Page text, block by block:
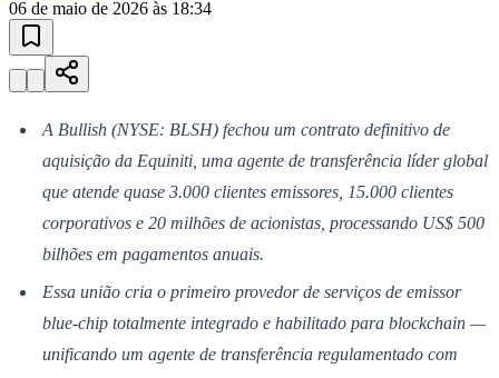
Goiás
atualizadas
Paulistão, Brasileirão, Champions League e mais. Placar em tempo
real, classificação e notícias esportivas.
04
10Acompanhar jogos
Resultados das Loterias
Esportes ao Vivo
Trânsito em Tempo Real
Clima e Previsão do Tempo
Vagas de Emprego
Portal Pet
Explore Barueri
Guia de Empresas
Publicidade
Geral min de leitura
Bullish adquire Equiniti da Siris em
transação de US$ 4,2 bilhões, criando